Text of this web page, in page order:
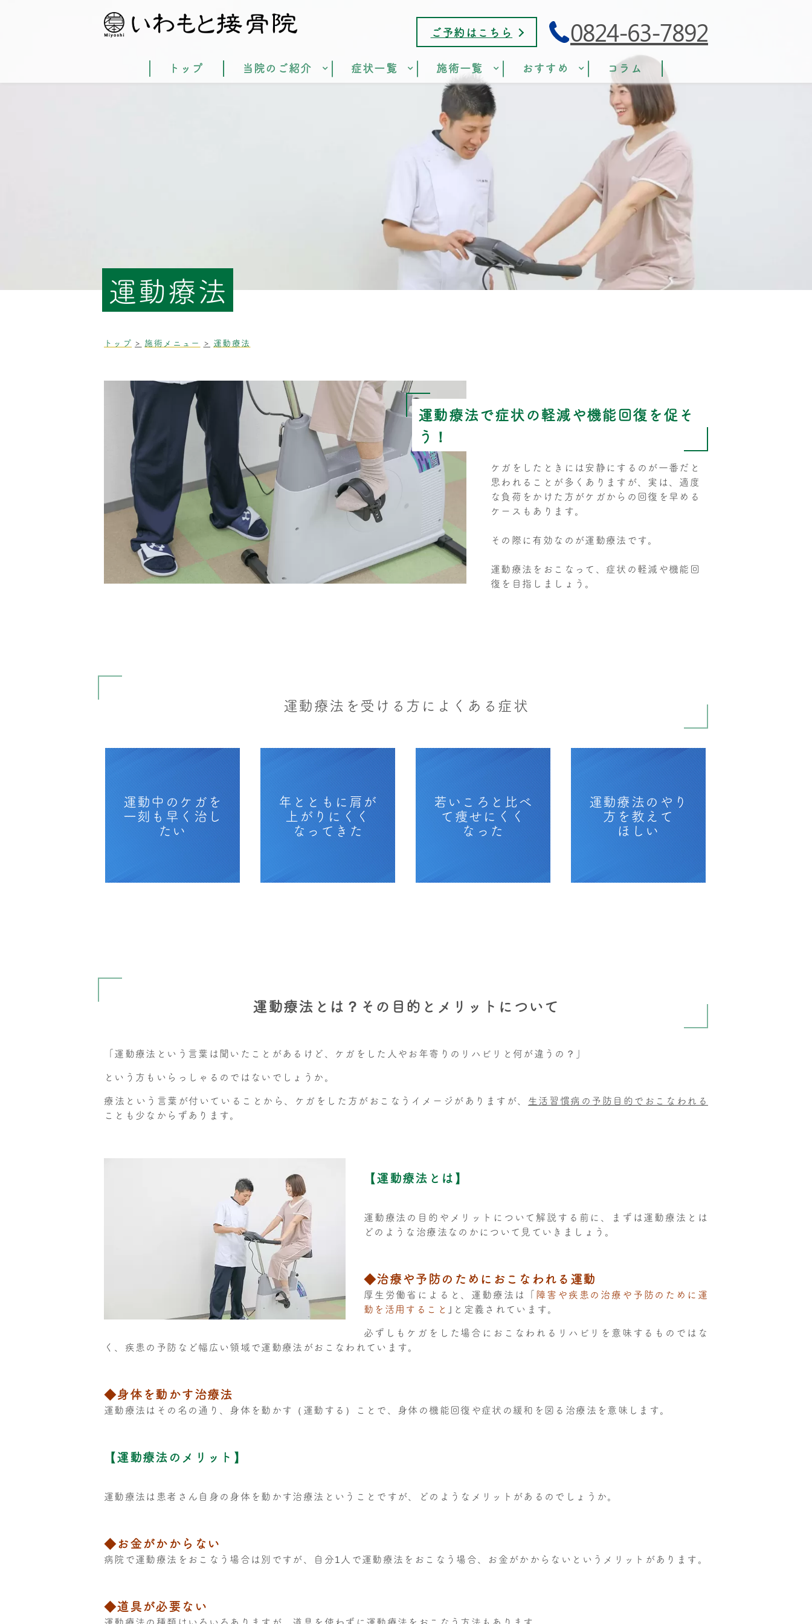
ご予約はこちら 0824-63-7892
トップ 当院のご紹介 症状一覧 施術一覧 おすすめ コラム
運動療法
トップ 施術メニュー 運動療法
運動療法で症状の軽減や機能回復を促そ
う！
ケガをしたときには安静にするのが一番だと
思われることが多くありますが、実は、適度
な負荷をかけた方がケガからの回復を早める
ケースもあります。
その際に有効なのが運動療法です。
運動療法をおこなって、症状の軽減や機能回
復を目指しましょう。
運動療法を受ける方によくある症状
運動中のケガを
一刻も早く治し
たい
年とともに肩が
上がりにくく
なってきた
若いころと比べ
て痩せにくく
なった
運動療法のやり
方を教えて
ほしい
運動療法とは？その目的とメリットについて
「運動療法という言葉は聞いたことがあるけど、ケガをした人やお年寄りのリハビリと何が違うの？」
という方もいらっしゃるのではないでしょうか。
療法という言葉が付いていることから、ケガをした方がおこなうイメージがありますが、 生活習慣病の予防目的でおこなわれる
ことも少なからずあります。
【運動療法とは】
運動療法の目的やメリットについて解説する前に、まずは運動療法とは
どのような治療法なのかについて見ていきましょう。
◆治療や予防のためにおこなわれる運動
厚生労働省によると、運動療法は「障害や疾患の治療や予防のために運
動を活用すること ｣と定義されています。
必ずしもケガをした場合におこなわれるリハビリを意味するものではな
く、疾患の予防など幅広い領域で運動療法がおこなわれています。
◆身体を動かす治療法
運動療法はその名の通り、身体を動かす（運動する）ことで、身体の機能回復や症状の緩和を図る治療法を意味します。
【運動療法のメリット】
運動療法は患者さん自身の身体を動かす治療法ということですが、どのようなメリットがあるのでしょうか。
◆お金がかからない
病院で運動療法をおこなう場合は別ですが、自分1人で運動療法をおこなう場合、お金がかからないというメリットがあります。
◆道具が必要ない